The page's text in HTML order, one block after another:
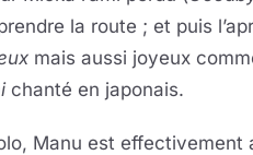
la route ; et puis
mais aussi joyeux
chanté en japonais.
Manu est effectivement